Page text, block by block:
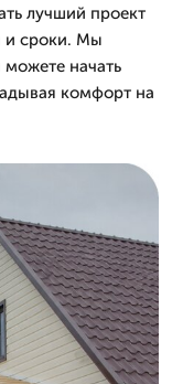
лучший проект
и сроки. Мы
начать
комфорт на